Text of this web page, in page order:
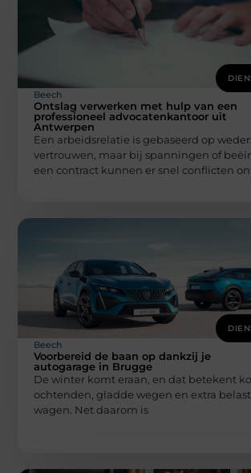
Beech
Ontslag verwerken met hulp van een
professioneel advocatenkantoor uit
Antwerpen
Een arbeidsrelatie is gebaseerd op
vertrouwen, maar bij spanningen of
een contract kunnen er snel conflicten
Beech
Voorbereid de baan op dankzij je
autogarage in Brugge
De winter komt eraan, en dat betekent
ochtenden, gladde wegen en extra
wagen. Net daarom is